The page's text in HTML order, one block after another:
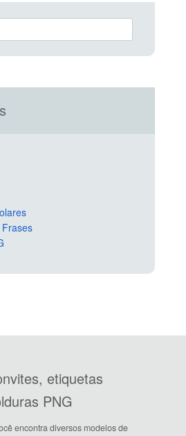
etiquetas
PNG
encontra diversos modelos de